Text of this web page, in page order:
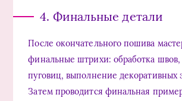
4. Финальные детали
После окончательного пошива
финальные штрихи: обработка швов,
пуговиц, выполнение декоративных
Затем проводится финальная